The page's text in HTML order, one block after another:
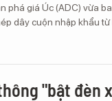
phá giá Úc (ADC) vừa
dây cuộn nhập khẩu từ
"bật đèn